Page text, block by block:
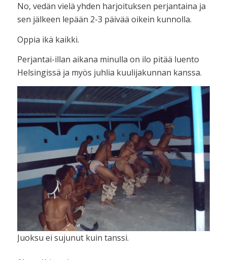
No, vedän vielä yhden harjoituksen perjantaina ja
sen jälkeen lepään 2-3 päivää oikein kunnolla.
Oppia ikä kaikki.
Perjantai-illan aikana minulla on ilo pitää luento
Helsingissä ja myös juhlia kuulijakunnan kanssa.
Juoksu ei sujunut kuin tanssi.